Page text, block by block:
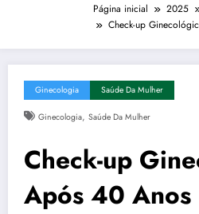
Página inicial 2025
Check-up
Ginecologia Saúde Da Mulher
Ginecologia, Saúde Da Mulher
Check-up
Após 40 Anos